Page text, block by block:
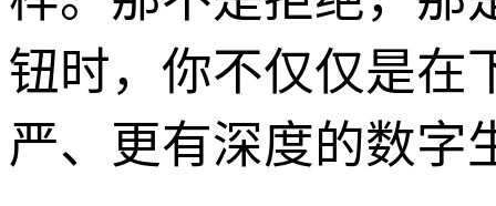
钮时，你不仅仅是在
严、更有深度的数字